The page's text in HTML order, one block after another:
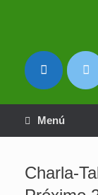
Menú
Charla-